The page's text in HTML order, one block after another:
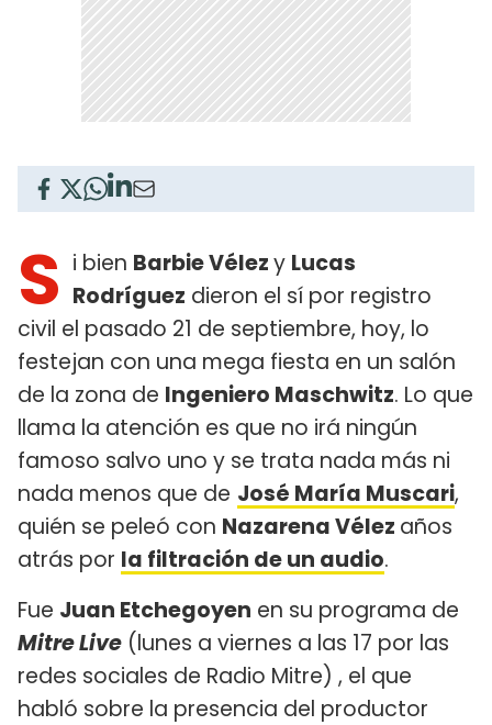
S i bien Barbie Vélezy Lucas
Rodríguez dieron el sí por registro
civil el pasado 21 de septiembre, hoy, lo
festejan con una mega fiesta en un salón
de la zona de Ingeniero Maschwitz. Lo que
llama la atención es que no irá ningún
famoso salvo uno y se trata nada más ni
nada menos que de José María Muscari,
quién se peleó con Nazarena Vélez años
atrás por la filtración de un audio.
Fue Juan Etchegoyen en su programa de
Mitre Live (lunes a viernes a las 17 por las
redes sociales de Radio Mitre) , el que
habló sobre la presencia del productor